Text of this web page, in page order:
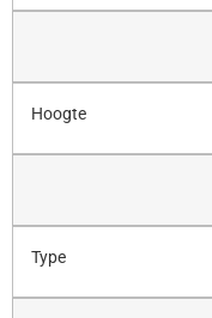
Hoogte
Type